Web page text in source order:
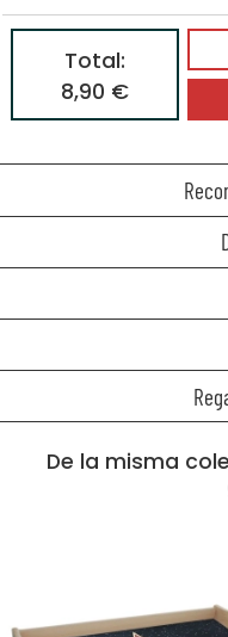
Total:
8,90 €
De la misma